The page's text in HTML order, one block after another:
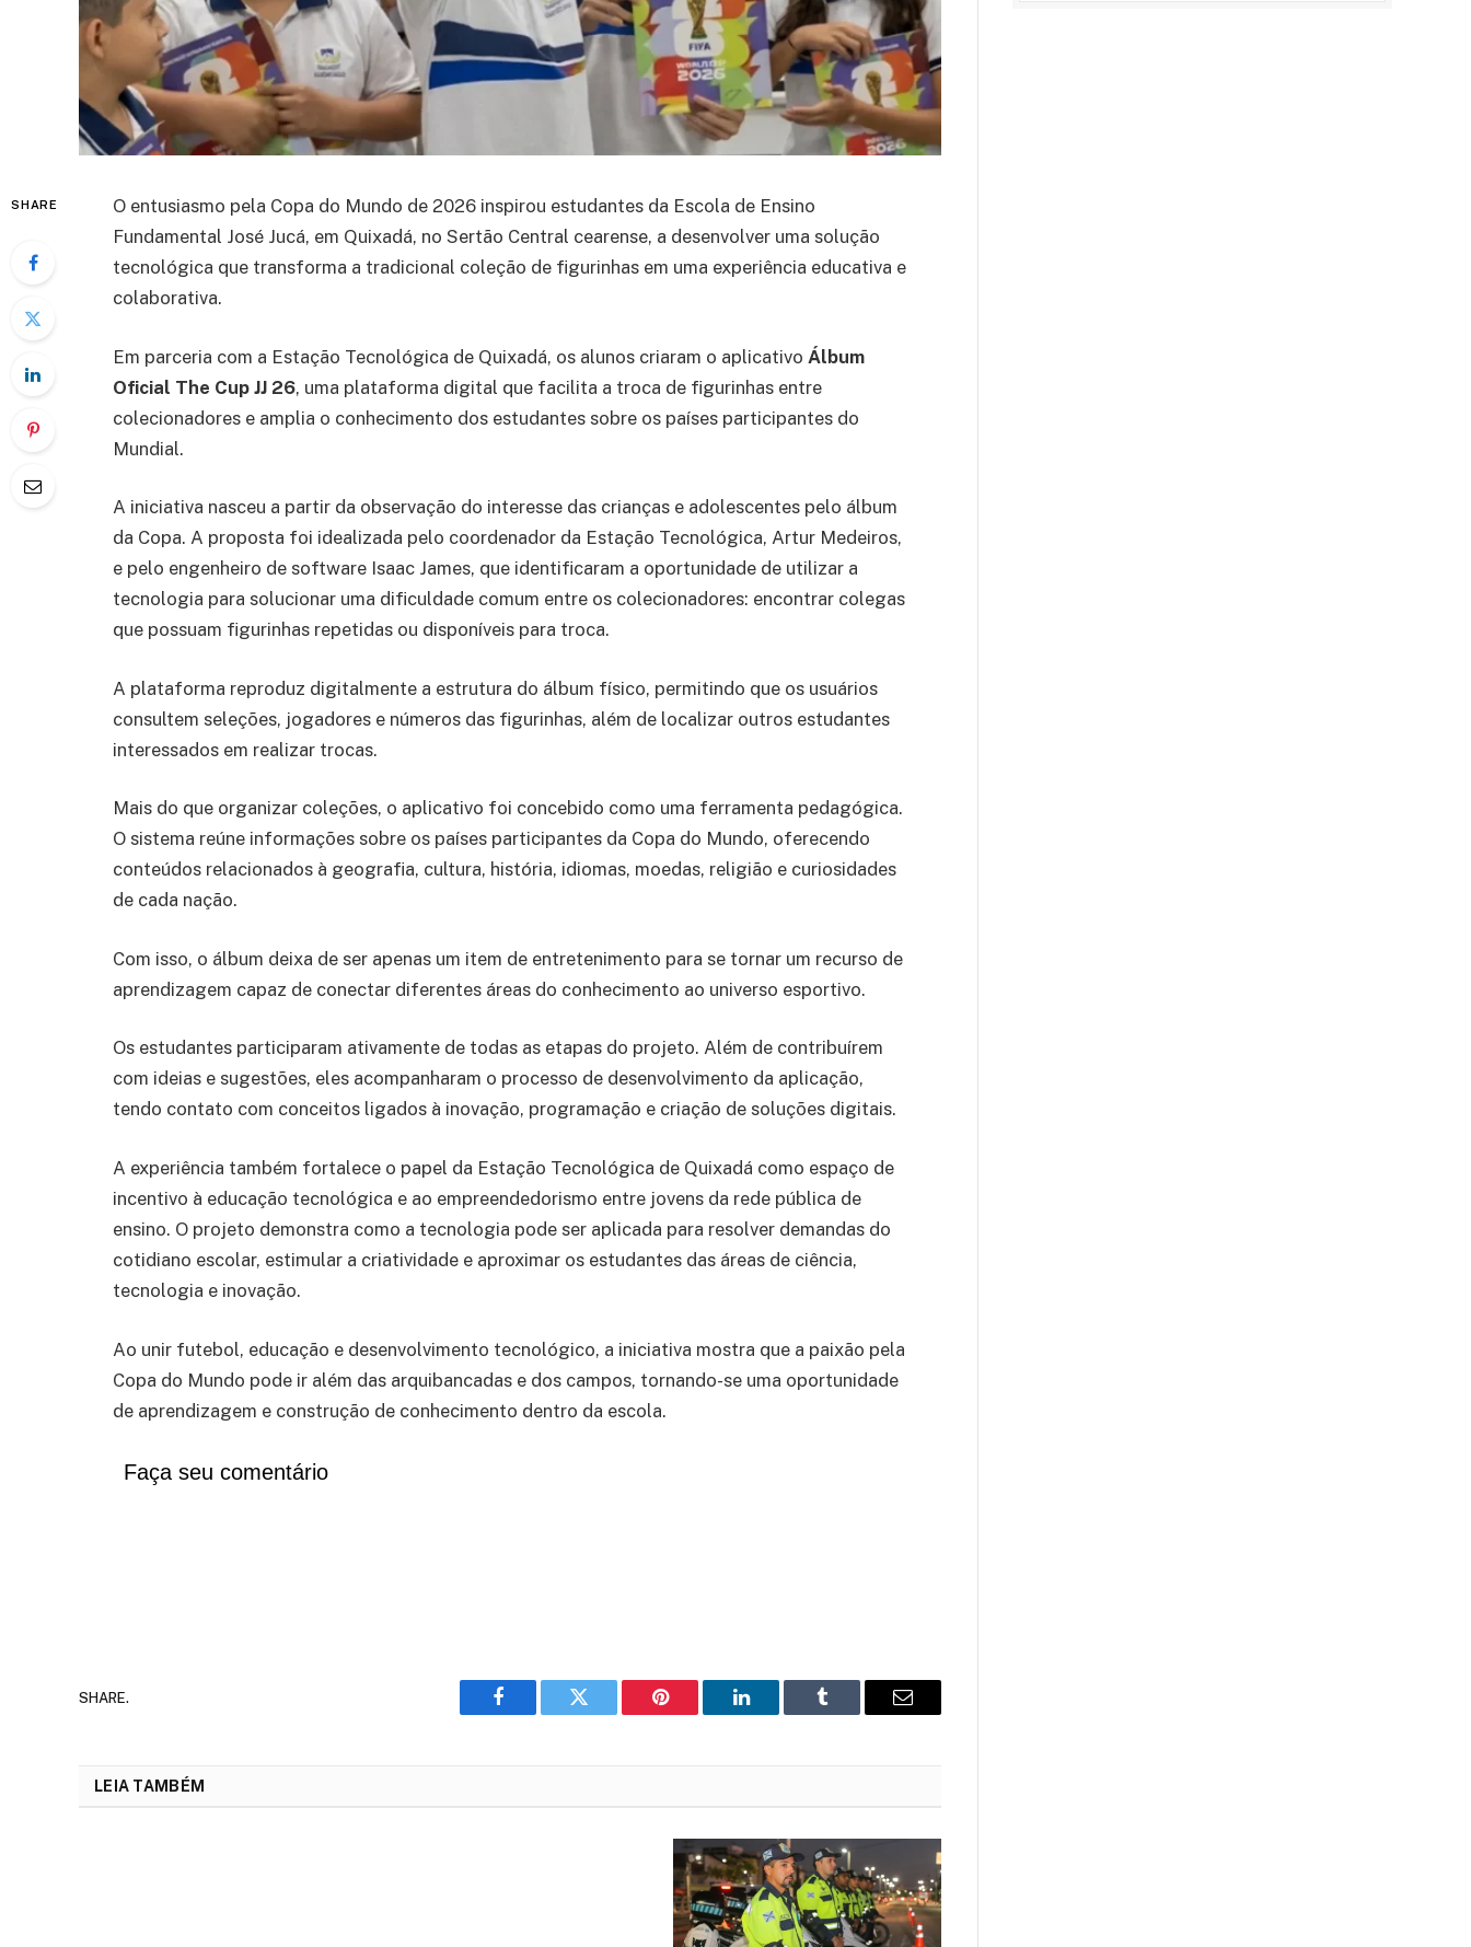
SHARE
O entusiasmo pela Copa do Mundo de 2026 inspirou estudantes da Escola de Ensino
Fundamental José Jucá, em Quixadá, no Sertão Central cearense, a desenvolver uma solução
tecnológica que transforma a tradicional coleção de figurinhas em uma experiência educativa e
colaborativa.
Em parceria com a Estação Tecnológica de Quixadá, os alunos criaram o aplicativo Álbum
Oficial The Cup JJ 26, uma plataforma digital que facilita a troca de figurinhas entre
colecionadores e amplia o conhecimento dos estudantes sobre os países participantes do
Mundial.
A iniciativa nasceu a partir da observação do interesse das crianças e adolescentes pelo álbum
da Copa. A proposta foi idealizada pelo coordenador da Estação Tecnológica, Artur Medeiros,
e pelo engenheiro de software Isaac James, que identificaram a oportunidade de utilizar a
tecnologia para solucionar uma dificuldade comum entre os colecionadores: encontrar colegas
que possuam figurinhas repetidas ou disponíveis para troca.
A plataforma reproduz digitalmente a estrutura do álbum físico, permitindo que os usuários
consultem seleções, jogadores e números das figurinhas, além de localizar outros estudantes
interessados em realizar trocas.
Mais do que organizar coleções, o aplicativo foi concebido como uma ferramenta pedagógica.
O sistema reúne informações sobre os países participantes da Copa do Mundo, oferecendo
conteúdos relacionados à geografia, cultura, história, idiomas, moedas, religião e curiosidades
de cada nação.
Com isso, o álbum deixa de ser apenas um item de entretenimento para se tornar um recurso de
aprendizagem capaz de conectar diferentes áreas do conhecimento ao universo esportivo.
Os estudantes participaram ativamente de todas as etapas do projeto. Além de contribuírem
com ideias e sugestões, eles acompanharam o processo de desenvolvimento da aplicação,
tendo contato com conceitos ligados à inovação, programação e criação de soluções digitais.
A experiência também fortalece o papel da Estação Tecnológica de Quixadá como espaço de
incentivo à educação tecnológica e ao empreendedorismo entre jovens da rede pública de
ensino. O projeto demonstra como a tecnologia pode ser aplicada para resolver demandas do
cotidiano escolar, estimular a criatividade e aproximar os estudantes das áreas de ciência,
tecnologia e inovação.
Ao unir futebol, educação e desenvolvimento tecnológico, a iniciativa mostra que a paixão pela
Copa do Mundo pode ir além das arquibancadas e dos campos, tornando-se uma oportunidade
de aprendizagem e construção de conhecimento dentro da escola.
Faça seu comentário
SHARE.
Facebook Twitter Pinterest LinkedIn Tumblr Email
LEIA TAMBÉM